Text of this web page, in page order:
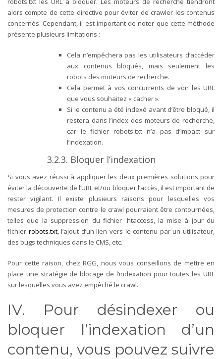
alors compte de cette directive pour éviter de crawler les contenus
concernés. Cependant, il est important de noter que cette méthode
présente plusieurs limitations :
Cela n’empêchera pas les utilisateurs d’accéder
aux contenus bloqués, mais seulement les
robots des moteurs de recherche.
Cela permet à vos concurrents de voir les URL
que vous souhaitez « cacher ».
Si le contenu a été indexé avant d’être bloqué, il
restera dans l’index des moteurs de recherche,
car le fichier robots.txt n’a pas d’impact sur
l’indexation.
3.2.3. Bloquer l’indexation
Si vous avez réussi à appliquer les deux premières solutions pour
éviter la découverte de l’URL et/ou bloquer l’accès, il est important de
rester vigilant. Il existe plusieurs raisons pour lesquelles vos
mesures de protection contre le crawl pourraient être contournées,
telles que la suppression du fichier .htaccess, la mise à jour du
fichier robots.txt, l’ajout d’un lien vers le contenu par un utilisateur,
des bugs techniques dans le CMS, etc.
Pour cette raison, chez RGG, nous vous conseillons de mettre en
place une stratégie de blocage de l’indexation pour toutes les URL
sur lesquelles vous avez empêché le crawl.
IV. Pour désindexer ou
bloquer l’indexation d’un
contenu, vous pouvez suivre